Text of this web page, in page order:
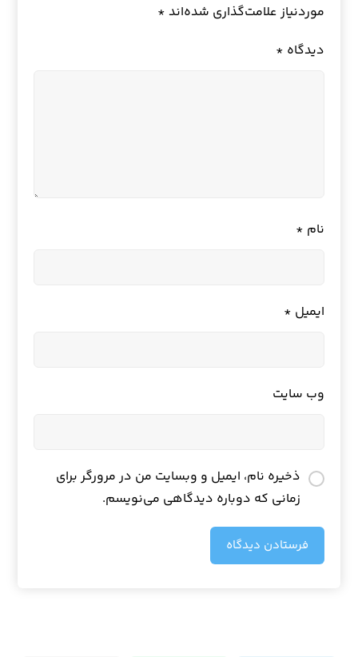
موردنیاز علامت‌گذاری شده‌اند *
دیدگاه *
نام *
ایمیل *
وب‌ سایت
ذخیره نام، ایمیل و وبسایت من در مرورگر برای
زمانی که دوباره دیدگاهی می‌نویسم.
فرستادن دیدگاه